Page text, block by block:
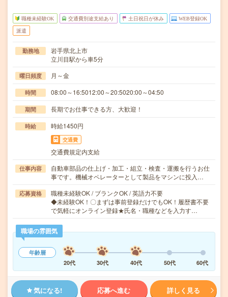
職種未経験OK 交通費別途支給あり 土日祝日が休み WEB登録OK
派遣
勤務地
岩手県北上市
立川目駅から車5分
曜日頻度 月～金
時間 08:00～16:5012:00～20:5020:00～04:50
期間 長期でお仕事できる方、大歓迎！
時給 時給1450円
交通費
交通費規定内支給
仕事内容
自動車部品の仕上げ・加工・組立・検査・運搬を行うお仕
事です。機械オペレーターとして製品をマシンに投入…
応募資格
職種未経験OK / ブランクOK / 英語力不要
◆未経験OK！〇まずは事前登録だけでもOK！履歴書不要
で気軽にオンライン登録★氏名・職種などを入力す…
職場の雰囲気
年齢層
20代
30代 40代 50代 60代
気になる! 応募へ進む 詳しく見る